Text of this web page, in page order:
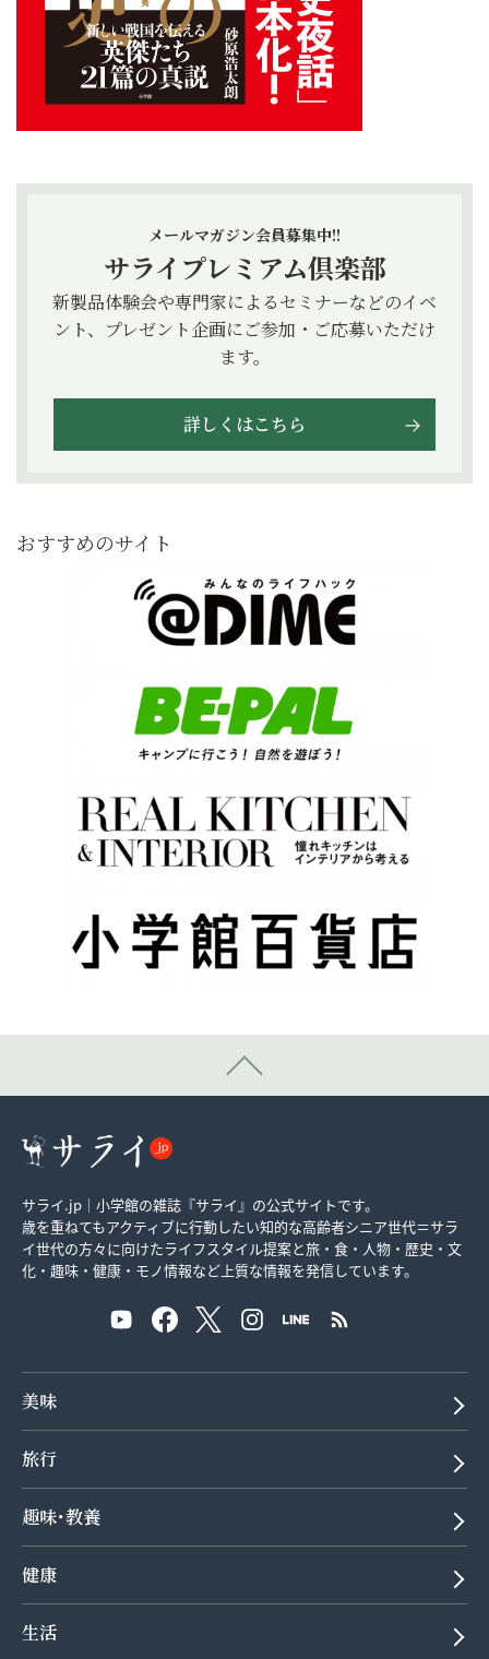
メールマガジン会員募集中!!
サライプレミアム倶楽部
新製品体験会や専門家によるセミナーなどのイベ
ント、プレゼント企画にご参加・ご応募いただけ
ます。
詳しくはこちら
おすすめのサイト
サライ.jp｜小学館の雑誌『サライ』の公式サイトです。
歳を重ねてもアクティブに行動したい知的な高齢者シニア世代＝サラ
イ世代の方々に向けたライフスタイル提案と旅・食・人物・歴史・文
化・趣味・健康・モノ情報など上質な情報を発信しています。
美味
旅行
趣味･教養
健康
生活